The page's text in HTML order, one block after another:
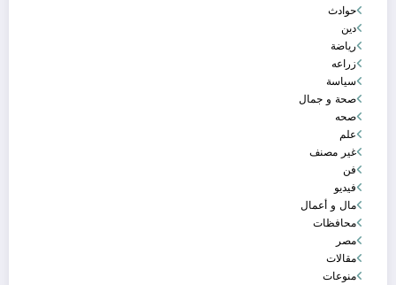
حوادث
دين
رياضة
زراعه
سياسة
صحة و جمال
صحه
علم
غير مصنف
فن
فيديو
مال و أعمال
محافظات
مصر
مقالات
منوعات